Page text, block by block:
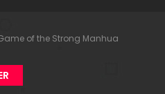
of the Strong Manhua